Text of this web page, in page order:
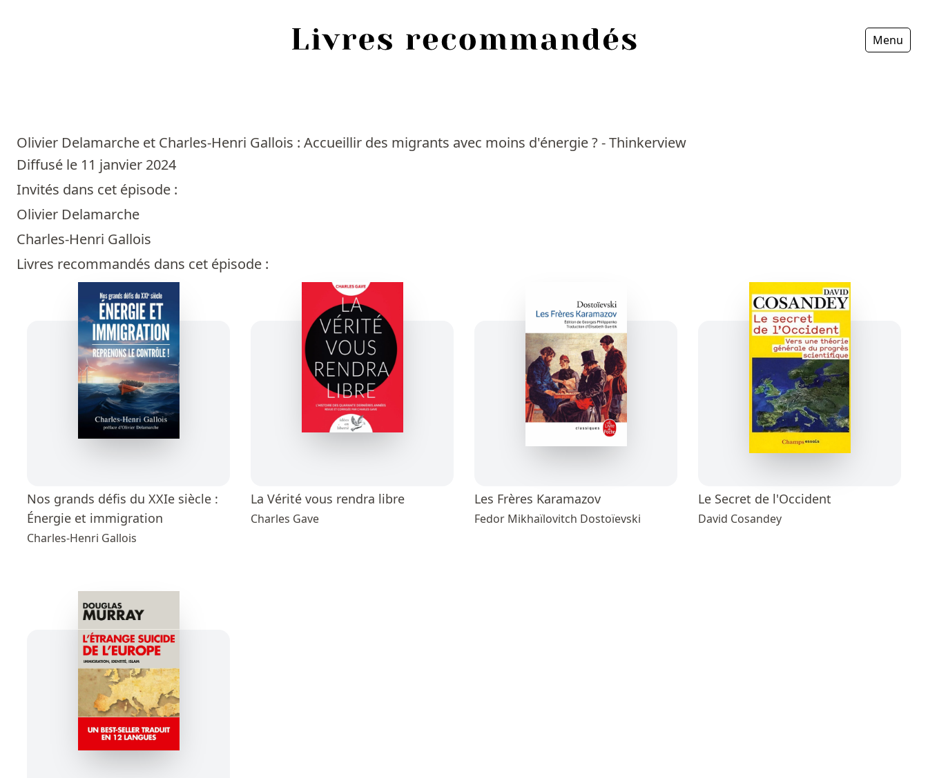
Menu
Olivier Delamarche et Charles-Henri Gallois : Accueillir des migrants avec moins d'énergie ? - Thinkerview
Diffusé le 11 janvier 2024
Invités dans cet épisode :
Olivier Delamarche
Charles-Henri Gallois
Livres recommandés dans cet épisode :
Nos grands défis du XXIe siècle :
Énergie et immigration
Charles-Henri Gallois
La Vérité vous rendra libre
Charles Gave
Les Frères Karamazov
Fedor Mikhaïlovitch Dostoïevski
Le Secret de l'Occident
David Cosandey
Sources
Personnes
Livres les plus recommandés
Prix littéraires